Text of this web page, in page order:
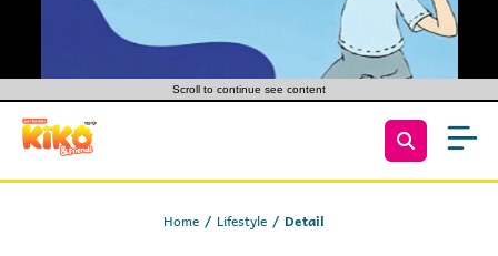
Scroll to continue see content
Home Lifestyle Detail